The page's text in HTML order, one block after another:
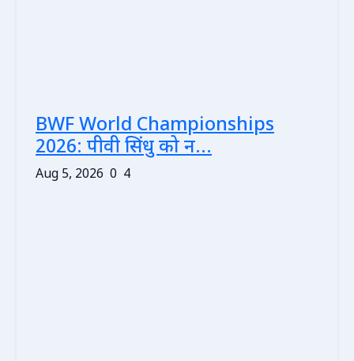
BWF World Championships
2026: पीवी सिंधु को न...
Aug 5, 2026 0 4